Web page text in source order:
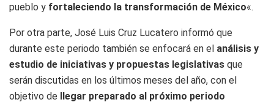
pueblo y fortaleciendo la transformación de México«.
Por otra parte, José Luis Cruz Lucatero informó que
durante este periodo también se enfocará en el análisis y
estudio de iniciativas y propuestas legislativas que
serán discutidas en los últimos meses del año, con el
objetivo de llegar preparado al próximo periodo